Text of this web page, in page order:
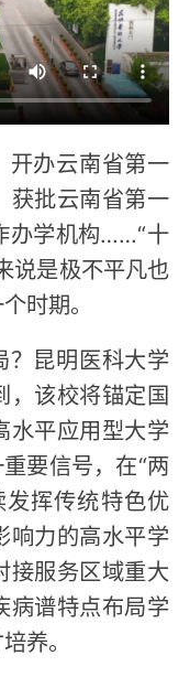
开办云南省第一
获批云南省第一
办学机构……“十
说是极不平凡也
时期。
？昆明医科大学
，该校将锚定国
水平应用型大学
要信号，在“两
挥传统特色优
响力的高水平学
接服务区域重大
病谱特点布局学
养。